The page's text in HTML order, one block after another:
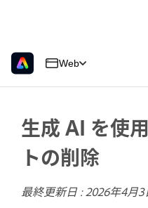
Web
生成 AI を使
トの削除
最終更新日 :2026年4月3